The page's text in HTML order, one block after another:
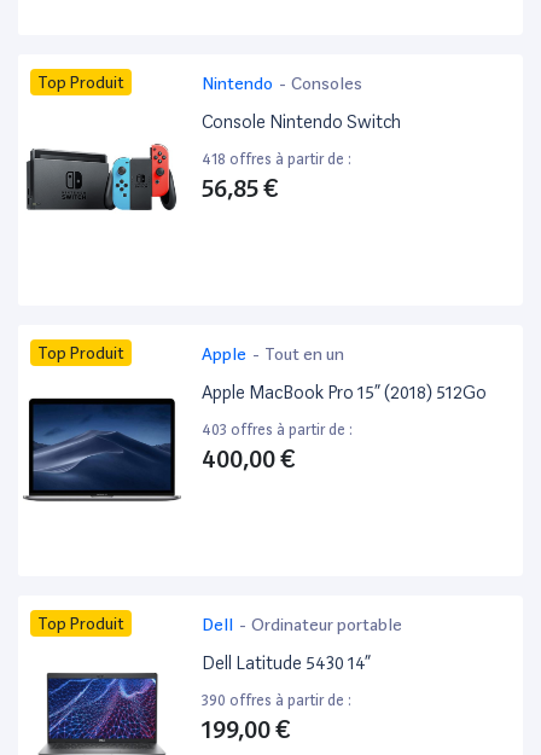
Top Produit Nintendo - Consoles
Console Nintendo Switch
418 offres à partir de :
56,85 €
Top Produit Apple - Tout en un
Apple MacBook Pro 15” (2018) 512Go
403 offres à partir de :
400,00 €
Top Produit Dell - Ordinateur portable
Dell Latitude 5430 14”
390 offres à partir de :
199,00 €